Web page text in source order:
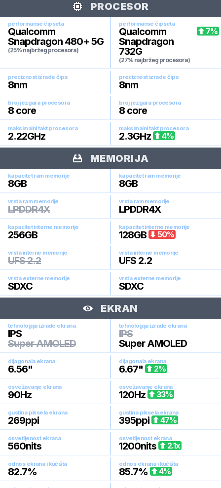
PROCESOR
performanse čipseta
Qualcomm
Snapdragon 480+ 5G
(25% najbržeg procesora)
performanse čipseta
Qualcomm
Snapdragon
732G
(27% najbržeg procesora)
7%
preciznost izrade čipa
8nm
preciznost izrade čipa
8nm
broj jezgara procesora
8 core
broj jezgara procesora
8 core
maksimalni takt procesora
2.22GHz
maksimalni takt procesora
2.3GHz 4%
MEMORIJA
kapacitet ram memorije
8GB
kapacitet ram memorije
8GB
vrsta ram memorije
LPDDR4X
vrsta ram memorije
LPDDR4X
kapacitet interne memorije
256GB
kapacitet interne memorije
128GB 50%
vrsta interne memorije
UFS 2.2
vrsta interne memorije
UFS 2.2
vrsta externe memorije
SDXC
vrsta externe memorije
SDXC
EKRAN
tehnologija izrade ekrana
IPS
Super AMOLED
tehnologija izrade ekrana
IPS
Super AMOLED
dijagonala ekrana
6.56"
dijagonala ekrana
6.67" 2%
osvežavanje ekrana
90Hz
osvežavanje ekrana
120Hz 33%
gustina piksela ekrana
269ppi
gustina piksela ekrana
395ppi 47%
osvetljenost ekrana
560nits
osvetljenost ekrana
1200nits 2.1x
odnos ekrana i kućišta
82.7%
odnos ekrana i kućišta
85.7% 4%